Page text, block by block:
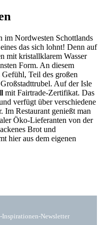
im Nordwesten Schottlands
das sich lohnt! Denn auf
mit kristallklarem Wasser
Form. An diesem
Teil des großen
Auf der Isle
mit Fairtrade-Zertifikat. Das
verfügt über verschiedene
Im Restaurant genießt man
Öko-Lieferanten von der
Brot und
hier aus dem eigenen
Inspirationen-Newsletter